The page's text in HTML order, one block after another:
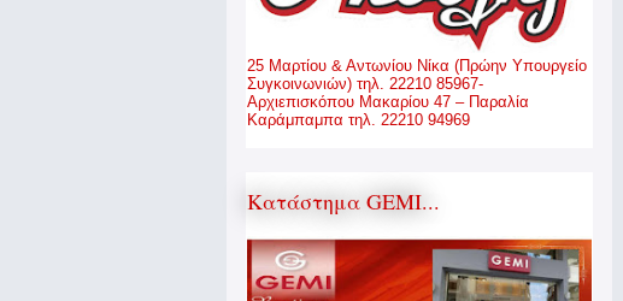
25 Μαρτίου & Αντωνίου Νίκα (Πρώην Υπουργείο
Συγκοινωνιών) τηλ. 22210 85967-
Αρχιεπισκόπου Μακαρίου 47 – Παραλία
Καράμπαμπα τηλ. 22210 94969
Κατάστημα GEMI...